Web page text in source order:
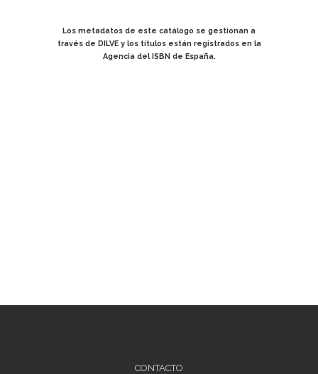
Los metadatos de este catálogo se gestionan a
través de DILVE y los títulos están registrados en la
Agencia del ISBN de España.
CONTACTO